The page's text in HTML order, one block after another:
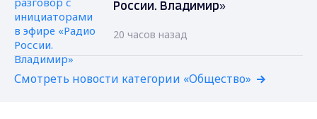
России. Владимир»
20 часов назад
Смотреть новости категории «Общество»